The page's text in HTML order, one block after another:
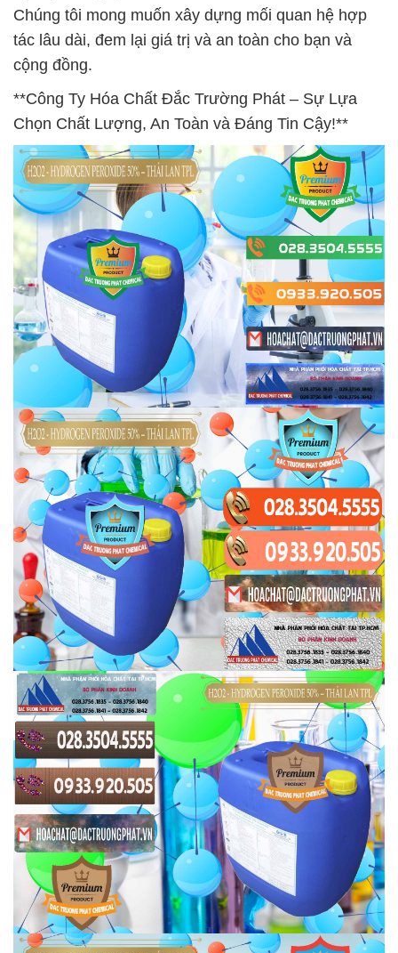
Chúng tôi mong muốn xây dựng mối quan hệ hợp
tác lâu dài, đem lại giá trị và an toàn cho bạn và
cộng đồng.
**Công Ty Hóa Chất Đắc Trường Phát – Sự Lựa
Chọn Chất Lượng, An Toàn và Đáng Tin Cậy!**